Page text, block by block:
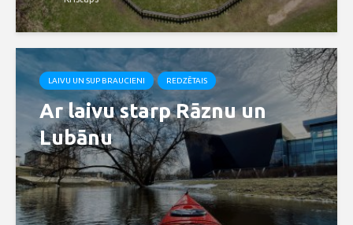
LAIVU UN SUP BRAUCIENI REDZĒTAIS
Ar laivu starp Rāznu un
Lubānu